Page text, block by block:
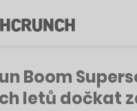
Boom
letů dočkat